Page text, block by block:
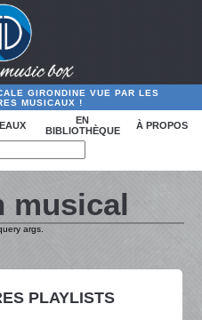
GIRONDINE VUE PAR LES
MUSICAUX !
EN
BIBLIOTHÈQUE
À PROPOS
PLAYLISTS
musical
args.